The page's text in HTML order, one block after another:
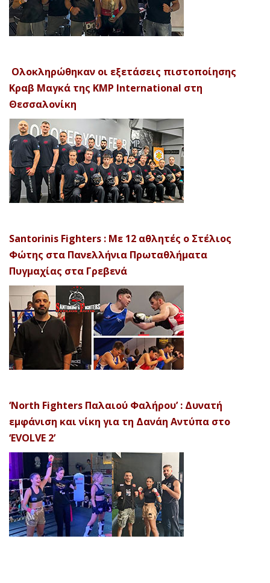
Ολοκληρώθηκαν οι εξετάσεις πιστοποίησης
Κραβ Μαγκά της KMP International στη
Θεσσαλονίκη
Santorinis Fighters : Με 12 αθλητές ο Στέλιος
Φώτης στα Πανελλήνια Πρωταθλήματα
Πυγμαχίας στα Γρεβενά
‘North Fighters Παλαιού Φαλήρου’ : Δυνατή
εμφάνιση και νίκη για τη Δανάη Αντύπα στο
‘EVOLVE 2’